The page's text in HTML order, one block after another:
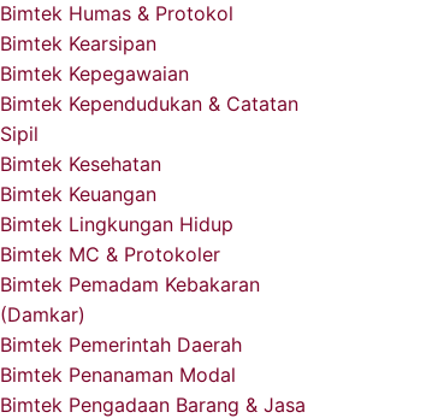
Bimtek Humas & Protokol
Bimtek Kearsipan
Bimtek Kepegawaian
Bimtek Kependudukan & Catatan
Sipil
Bimtek Kesehatan
Bimtek Keuangan
Bimtek Lingkungan Hidup
Bimtek MC & Protokoler
Bimtek Pemadam Kebakaran
(Damkar)
Bimtek Pemerintah Daerah
Bimtek Penanaman Modal
Bimtek Pengadaan Barang & Jasa